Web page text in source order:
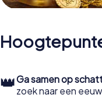
👑Ga samen op
zoek naar een